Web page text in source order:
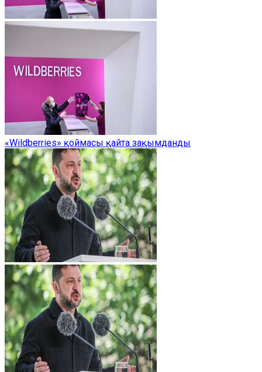
«Wildberries» қоймасы қайта зақымданды